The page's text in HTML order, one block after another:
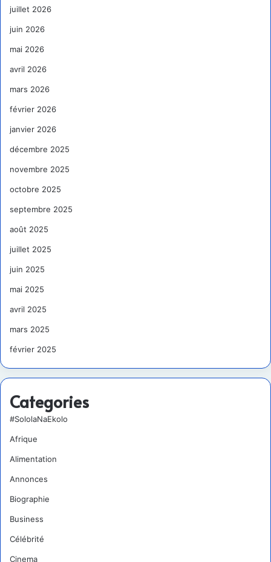
juillet 2026
juin 2026
mai 2026
avril 2026
mars 2026
février 2026
janvier 2026
décembre 2025
novembre 2025
octobre 2025
septembre 2025
août 2025
juillet 2025
juin 2025
mai 2025
avril 2025
mars 2025
février 2025
Categories
#SololaNaEkolo
Afrique
Alimentation
Annonces
Biographie
Business
Célébrité
Cinema